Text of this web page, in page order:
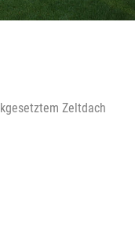
Zeltdach